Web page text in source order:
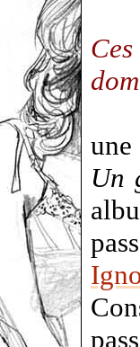
une
Un